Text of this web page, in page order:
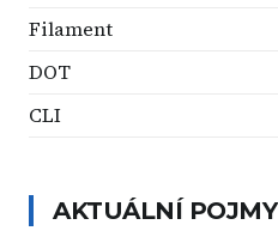
Filament
DOT
CLI
AKTUÁLNÍ POJMY